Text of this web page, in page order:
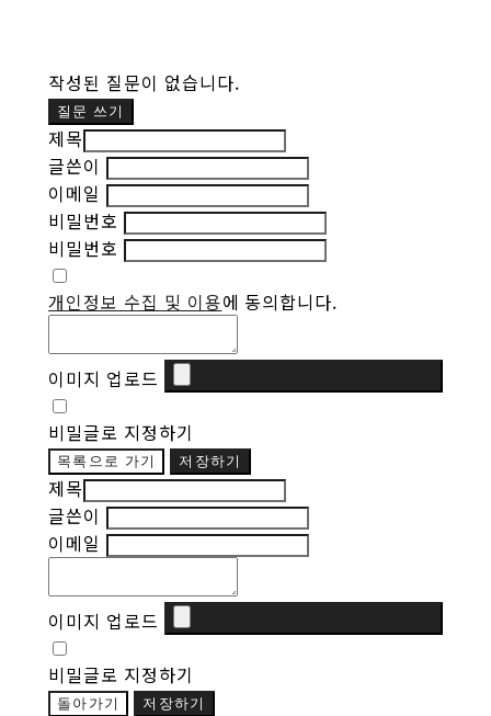
작성된 질문이 없습니다.
질문 쓰기
제목
글쓴이
이메일
비밀번호
비밀번호
개인정보 수집 및 이용에 동의합니다.
이미지 업로드
비밀글로 지정하기
목록으로 가기 저장하기
제목
글쓴이
이메일
이미지 업로드
비밀글로 지정하기
돌아가기 저장하기